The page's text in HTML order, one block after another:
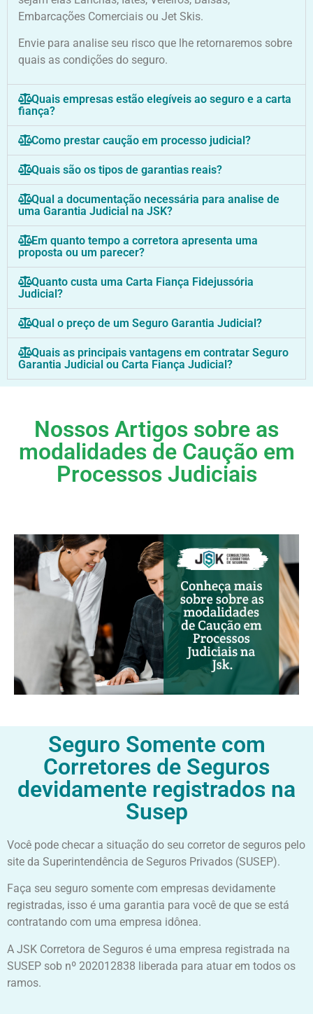
Embarcações Comerciais ou Jet Skis.
Envie para analise seu risco que lhe retornaremos sobre
quais as condições do seguro.
Quais empresas estão elegíveis ao seguro e a carta
fiança?
Como prestar caução em processo judicial?
Quais são os tipos de garantias reais?
Qual a documentação necessária para analise de
uma Garantia Judicial na JSK?
Em quanto tempo a corretora apresenta uma
proposta ou um parecer?
Quanto custa uma Carta Fiança Fidejussória
Judicial?
Qual o preço de um Seguro Garantia Judicial?
Quais as principais vantagens em contratar Seguro
Garantia Judicial ou Carta Fiança Judicial?
Nossos Artigos sobre as
modalidades de Caução em
Processos Judiciais
Seguro Somente com
Corretores de Seguros
devidamente registrados na
Susep
Você pode checar a situação do seu corretor de seguros pelo
site da Superintendência de Seguros Privados (SUSEP).
Faça seu seguro somente com empresas devidamente
registradas, isso é uma garantia para você de que se está
contratando com uma empresa idônea.
A JSK Corretora de Seguros é uma empresa registrada na
SUSEP sob nº 202012838 liberada para atuar em todos os
ramos.